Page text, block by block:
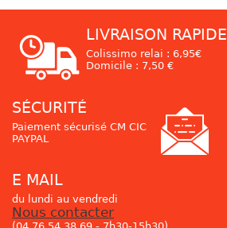
LIVRAISON RAPIDE
Colissimo relai : 6,95€
Domicile : 7,50 €
SÉCURITÉ
Paiement sécurisé CM CIC
PAYPAL
E MAIL
du lundi au vendredi
Nous contacter